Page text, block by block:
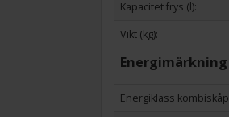
Kapacitet frys (l):
Vikt (kg):
Energimärkning
Energiklass kombiskåp